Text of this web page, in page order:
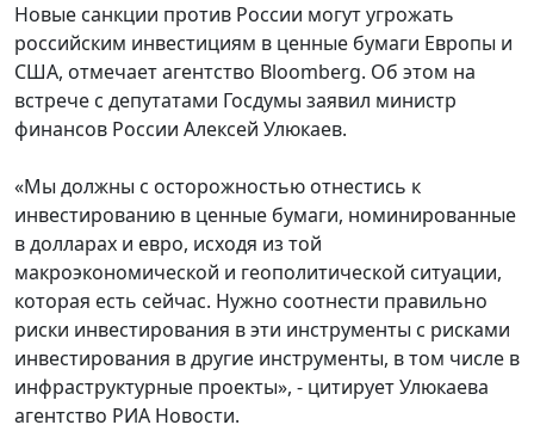
Новые санкции против России могут угрожать
российским инвестициям в ценные бумаги Европы и
США, отмечает агентство Bloomberg. Об этом на
встрече с депутатами Госдумы заявил министр
финансов России Алексей Улюкаев.
«Мы должны с осторожностью отнестись к
инвестированию в ценные бумаги, номинированные
в долларах и евро, исходя из той
макроэкономической и геополитической ситуации,
которая есть сейчас. Нужно соотнести правильно
риски инвестирования в эти инструменты с рисками
инвестирования в другие инструменты, в том числе в
инфраструктурные проекты», - цитирует Улюкаева
агентство РИА Новости.